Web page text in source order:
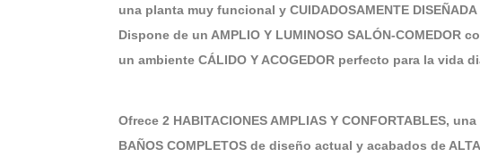
una planta muy funcional y CUIDADOSAMENTE
Dispone de un AMPLIO Y LUMINOSO SALÓN-
un ambiente CÁLIDO Y ACOGEDOR perfecto para la vida
Ofrece 2 HABITACIONES AMPLIAS Y CONFORTABLES,
BAÑOS COMPLETOS de diseño actual y acabados de